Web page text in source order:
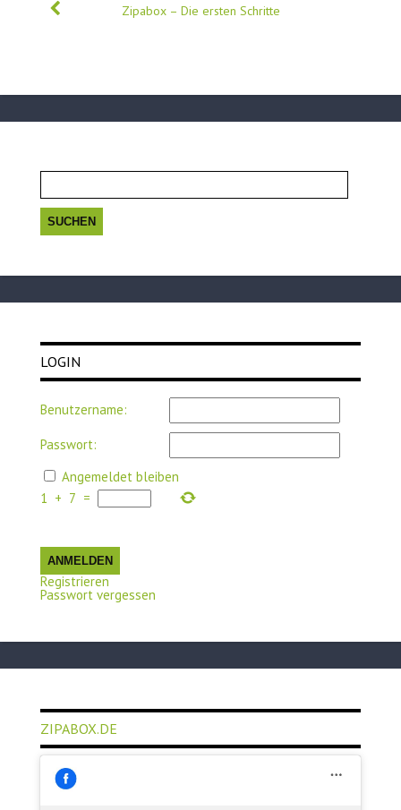
Zipabox – Die ersten Schritte
LOGIN
Benutzername:
Passwort:
Angemeldet bleiben
1 + 7 =
ANMELDEN
Registrieren
Passwort vergessen
ZIPABOX.DE